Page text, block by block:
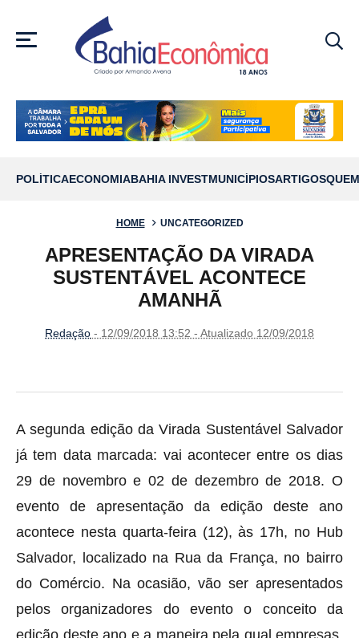
MENU
POLÍTICAECONOMIABAHIA INVESTMUNICÍPIOSARTIGOS
HOME UNCATEGORIZED
APRESENTAÇÃO DA VIRADA
SUSTENTÁVEL ACONTECE
AMANHÃ
Redação - 12/09/2018 13:52 - Atualizado 12/09/2018
A segunda edição da Virada Sustentável Salvador
já tem data marcada: vai acontecer entre os dias
29 de novembro e 02 de dezembro de 2018. O
evento de apresentação da edição deste ano
acontece nesta quarta-feira (12), às 17h, no Hub
Salvador, localizado na Rua da França, no bairro
do Comércio. Na ocasião, vão ser apresentados
pelos organizadores do evento o conceito da
edição deste ano e a maneira pela qual empresas,